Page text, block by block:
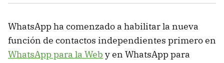
WhatsApp ha comenzado a habilitar la nueva
función de contactos independientes primero en
WhatsApp para la Web y en WhatsApp para